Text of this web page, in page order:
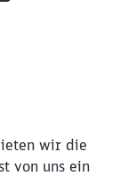
wir die
von uns ein